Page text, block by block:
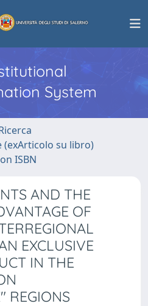
System
su libro)
ISBN
AND THE
OF
EXCLUSIVE
IN THE
REGIONS